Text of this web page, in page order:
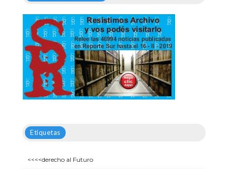
Etiquetas
<<<<derecho al Futuro